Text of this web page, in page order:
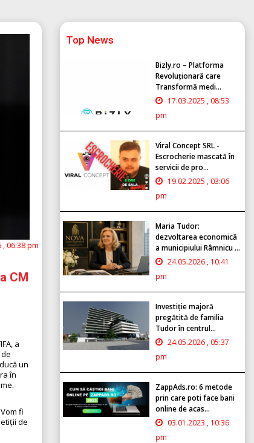
, 06:38 pm
CM
a
un
în
fi
de
Top News
Bizly.ro – Platforma
Revoluționară care
Transformă medi...
17.03.2025 , 08:53
pm
Viral Concept SRL -
Escrocherie mascată în
servicii de pro...
19.02.2025 , 03:06
pm
Maria Tudor:
dezvoltarea economică
a municipiului Râmnicu ...
24.05.2026 , 10:41
pm
Investiție majoră
pregătită de familia
Tudor în centrul...
24.05.2026 , 05:37
pm
ZappAds.ro: 6 metode
prin care poti face bani
online de acas...
03.01.2023 , 10:36
pm